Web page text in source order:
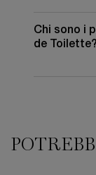
Chi sono i
de Toilette?